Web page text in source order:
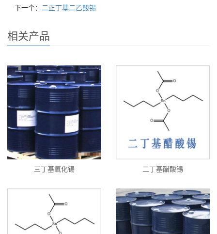
下一个： 二正丁基二乙酸锡
相关产品
三丁基氧化锡 二丁基醋酸锡